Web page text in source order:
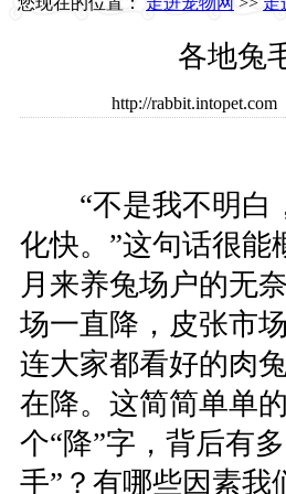
各地兔
http://
“不是我不明白
化快。”这句话很能
月来养兔场户的无
场一直降，皮张市
连大家都看好的肉
在降。这简简单单
个“降”字，背后有
手”？有哪些因素我